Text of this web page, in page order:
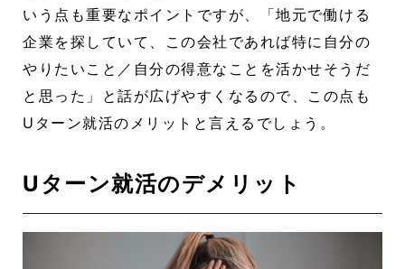
いう点も重要なポイントですが、「地元で働ける
企業を探していて、この会社であれば特に自分の
やりたいこと／自分の得意なことを活かせそうだ
と思った」と話が広げやすくなるので、この点も
Uターン就活のメリットと言えるでしょう。
Uターン就活のデメリット